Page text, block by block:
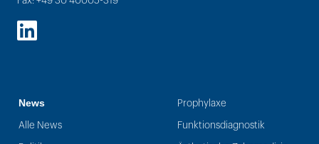
LinkedIn
News
Alle News
Prophylaxe
Funktionsdiagnostik